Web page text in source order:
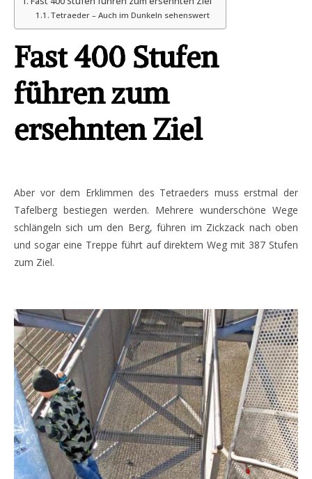
Tetraeder – Auch im Dunkeln sehenswert
Fast 400 Stufen
führen zum
ersehnten Ziel
Aber vor dem Erklimmen des Tetraeders muss erstmal der
Tafelberg bestiegen werden. Mehrere wunderschöne Wege
schlängeln sich um den Berg, führen im Zickzack nach oben
und sogar eine Treppe führt auf direktem Weg mit 387 Stufen
zum Ziel.